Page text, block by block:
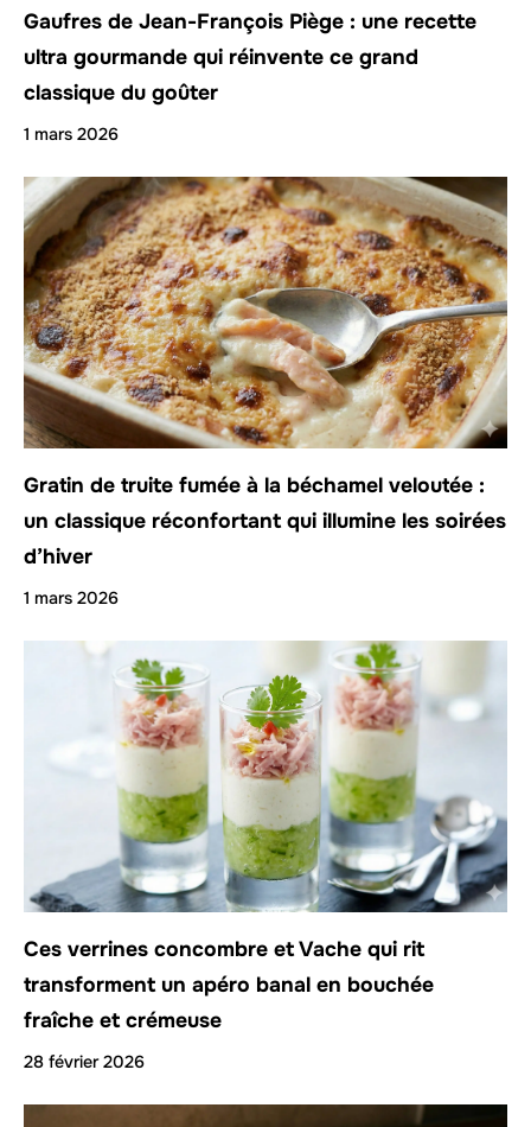
Gaufres de Jean-François Piège : une recette
ultra gourmande qui réinvente ce grand
classique du goûter
1 mars 2026
Gratin de truite fumée à la béchamel veloutée :
un classique réconfortant qui illumine les soirées
d’hiver
1 mars 2026
Ces verrines concombre et Vache qui rit
transforment un apéro banal en bouchée
fraîche et crémeuse
28 février 2026